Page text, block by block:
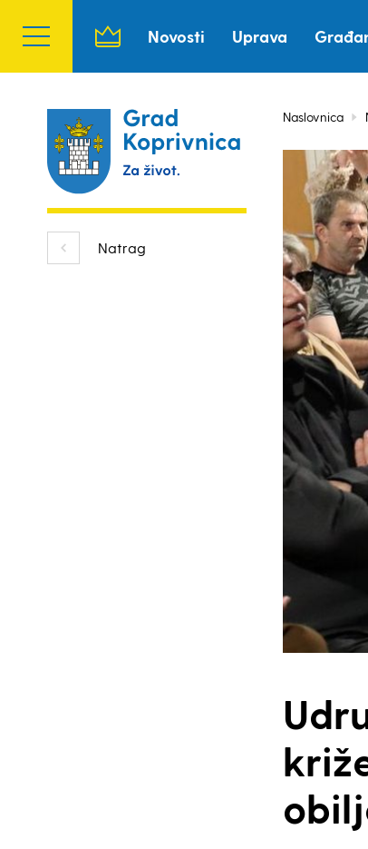
Novosti Uprava
Natrag
Naslovnica